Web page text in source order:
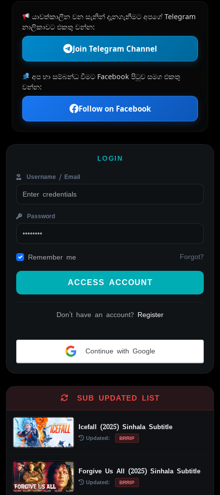
යාවත්කාලීන වන සැනින් දැනගැනීමට අපගේ Telegram
නාලිකාවට එකතු වන්න:
Join Telegram Channel
අප හා සම්බන්ධ වීමට Facebook පිටුව සමග එකතු
වන්න:
Follow on Facebook
LOGIN
Username / Email
Password
Remember me Forgot?
ACCESS ACCOUNT
Don't have an account? Register
Continue with Google
SUB UPDATED LIST
Icefall (2025) Sinhala Subtitle
Updated: BRRIP
Forgive Us All (2025) Sinhala Subtitle
Updated: BRRIP